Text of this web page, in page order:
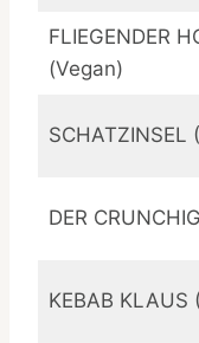
FLIEGENDER
(Vegan)
SCHATZINSEL
DER
KEBAB KLAUS